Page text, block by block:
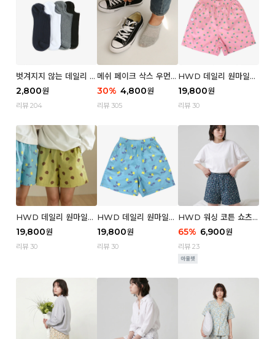
벗겨지지 않는 데일리 페
이크 삭스 (맨)
2,800원
리뷰 204
메쉬 페이크 삭스 우먼 3
P
30% 4,800원
리뷰 305
HWD 데일리 원마일
쇼츠 - 04 Aroma (우
먼)
19,800원
리뷰 30
HWD 데일리 원마일
쇼츠 - 03 Poodle (우
먼)
19,800원
리뷰 30
HWD 데일리 원마일
쇼츠 - 02 Chouchou
(우먼)
19,800원
리뷰 30
HWD 워싱 코튼 쇼츠
(우먼) - 03 Berry tre
e
65% 6,900원
리뷰 23